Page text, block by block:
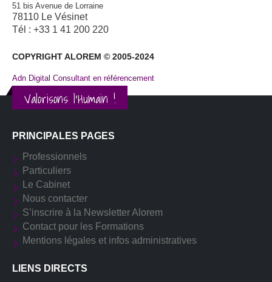
51 bis Avenue de Lorraine
78110 Le Vésinet
Tél : +33 1 41 200 220
COPYRIGHT ALOREM © 2005-2024
Adn Digital Consultant en référencement
Valorisons l'Humain !
PRINCIPALES PAGES
Professionnels
Particuliers
Le Cabinet
Nous contacter
S’inscrire à la Newsletter Alorem
Contact pour les Formations
Mentions légales et infos administratives
LIENS DIRECTS